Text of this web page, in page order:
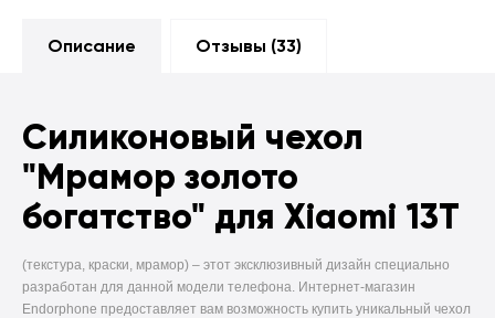
Описание Отзывы (33)
Силиконовый чехол
"Мрамор золото
богатство" для Xiaomi 13T
(текстура, краски, мрамор) – этот эксклюзивный дизайн специально
разработан для данной модели телефона. Интернет-магазин
Endorphone предоставляет вам возможность купить уникальный чехол